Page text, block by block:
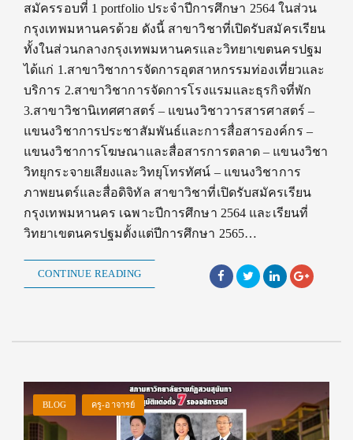
สมัครรอบที่ 1 portfolio ประจําปีการศึกษา 2564 ในส่วน
กรุงเทพมหานครด้วย ดังนี้ สาขาวิชาที่เปิดรับสมัครเรียน
ทั้งในส่วนกลางกรุงเทพมหานครและวิทยาเขตนครปฐม
ได้แก่ 1.สาขาวิชาการจัดการอุตสาหกรรมท่องเที่ยวและ
บริการ 2.สาขาวิชาการจัดการโรงแรมและธุรกิจที่พัก
3.สาขาวิชานิเทศศาสตร์ – แขนงวิชาวารสารศาสตร์ –
แขนงวิชาการประชาสัมพันธ์และการสื่อสารองค์กร –
แขนงวิชาการโฆษณาและสื่อสารการตลาด – แขนงวิชา
วิทยุกระจายเสียงและวิทยุโทรทัศน์ – แขนงวิชาการ
ภาพยนตร์และสื่อดิจิทัล สาขาวิชาที่เปิดรับสมัครเรียน
กรุงเทพมหานคร เฉพาะปีการศึกษา 2564 และเรียนที่
วิทยาเขตนครปฐมตั้งแต่ปีการศึกษา 2565…
CONTINUE READING
BLOG ครู-อาจารย์